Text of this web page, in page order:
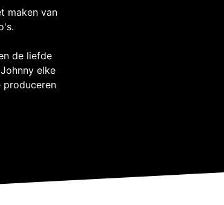
maken van
de liefde
elke
produceren